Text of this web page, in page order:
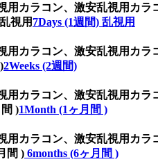
カラコン、激安乱視用カ
視用 7Days (1週間) 乱視用
カラコン、激安乱視用カ
2Weeks (2週間)
カラコン、激安乱視用カ
)1Month (1ヶ月間 )
カラコン、激安乱視用カ
間 ) 6months (6ヶ月間 )